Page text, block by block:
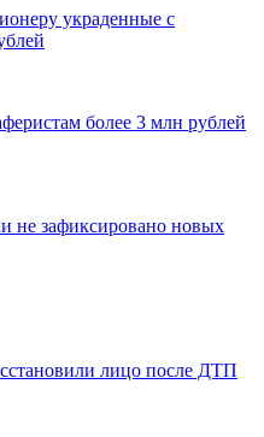
украденные с
более 3 млн рублей
не зафиксировано новых
лицо после ДТП